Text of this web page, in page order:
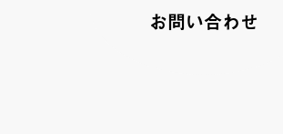
お問い合わせ